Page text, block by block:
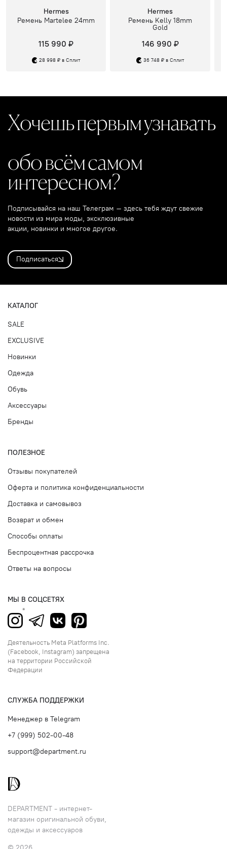
Hermes
Ремень Martelee 24mm
115 990 ₽
28 998 ₽ в Сплит
Hermes
Ремень Kelly 18mm
Gold
146 990 ₽
36 748 ₽ в Сплит
Хочешь первым узнавать
обо всём самом
интересном?
Подписывайся на наш Телеграм – здесь тебя ждут свежие
новости из мира моды, эксклюзивные
акции, новинки и многое другое.
Подписаться
DEPARTMENT - интернет-
магазин оригинальной обуви,
одежды и аксессуаров
КАТАЛОГ
SALE
EXCLUSIVE
Новинки
Одежда
Обувь
Аксессуары
Бренды
ПОЛЕЗНОЕ
Отзывы покупателей
Оферта и политика конфиденциальности
Доставка и самовывоз
Возврат и обмен
Способы оплаты
Беспроцентная рассрочка
Ответы на вопросы
МЫ В СОЦСЕТЯХ
Деятельность Meta Platforms Inc.
(Facebook, Instagram) запрещена
на территории Российской
Федерации
СЛУЖБА ПОДДЕРЖКИ
Менеджер в Telegram
+7 (999) 502-00-48
support@department.ru